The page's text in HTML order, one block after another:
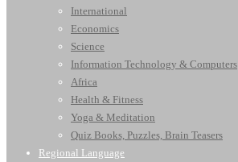
International
Economics
Science
Information Technology & Computers
Africa
Health & Fitness
Yoga & Meditation
Quiz Books, Puzzles, Brain Teasers
Regional Language